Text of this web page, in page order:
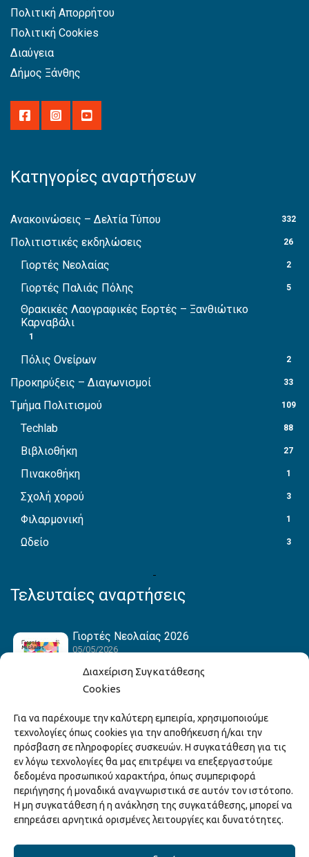
Διαχείριση Συγκατάθεσης
Cookies
Για να παρέχουμε την καλύτερη εμπειρία, χρησιμοποιούμε
τεχνολογίες όπως cookies για την αποθήκευση ή/και την
πρόσβαση σε πληροφορίες συσκευών. Η συγκατάθεση για τις
εν λόγω τεχνολογίες θα μας επιτρέψει να επεξεργαστούμε
δεδομένα προσωπικού χαρακτήρα, όπως συμπεριφορά
περιήγησης ή μοναδικά αναγνωριστικά σε αυτόν τον ιστότοπο.
Η μη συγκατάθεση ή η ανάκληση της συγκατάθεσης, μπορεί να
επηρεάσει αρνητικά ορισμένες λειτουργίες και δυνατότητες.
Πολιτική Απορρήτου
Πολιτική Cookies
Διαύγεια
Δήμος Ξάνθης
Κατηγορίες αναρτήσεων
Ανακοινώσεις – Δελτία Τύπου 332
Πολιτιστικές εκδηλώσεις 26
Γιορτές Νεολαίας 2
Γιορτές Παλιάς Πόλης 5
Θρακικές Λαογραφικές Εορτές – Ξανθιώτικο
Καρναβάλι
1
Πόλις Ονείρων 2
Προκηρύξεις – Διαγωνισμοί 33
Τμήμα Πολιτισμού 109
Techlab 88
Βιβλιοθήκη 27
Πινακοθήκη 1
Σχολή χορού 3
Φιλαρμονική 1
Ωδείο 3
Τελευταίες αναρτήσεις
Γιορτές Νεολαίας 2026
05/05/2026
Hack the Match: Γνωρίζοντας τα Αμερικανικά
Αθλήματα! Δημιουργώντας το Δικό σου
Game Story!
22/04/2026
Ξάνθη – Πόλις Ονείρων Μουσικών Σχολείων
2026
15/04/2026